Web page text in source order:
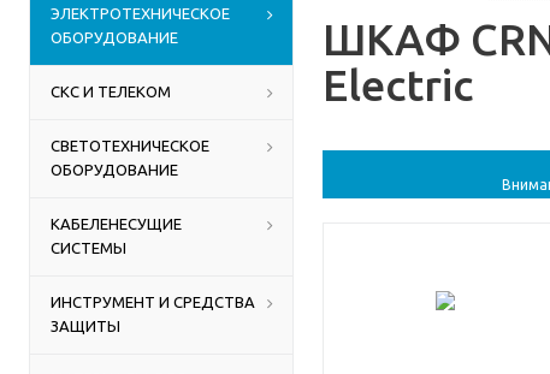
Контакты
ЭЛЕКТРОТЕХНИЧЕСКОЕ
ОБОРУДОВАНИЕ
СКС И ТЕЛЕКОМ
СВЕТОТЕХНИЧЕСКОЕ
ОБОРУДОВАНИЕ
КАБЕЛЕНЕСУЩИЕ
СИСТЕМЫ
ИНСТРУМЕНТ И СРЕДСТВА
ЗАЩИТЫ
ШКАФ CRN
Electric